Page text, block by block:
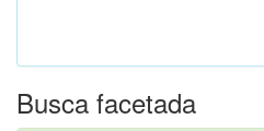
Busca facetada